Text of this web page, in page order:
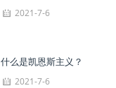
2021-7-6
什么是凯恩斯主义？
2021-7-6